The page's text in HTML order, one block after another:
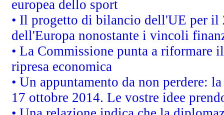
europea dello sport
• Il progetto di bilancio dell'UE per il
dell'Europa nonostante i vincoli
• La Commissione punta a riformare
ripresa economica
• Un appuntamento da non perdere:
17 ottobre 2014. Le vostre idee